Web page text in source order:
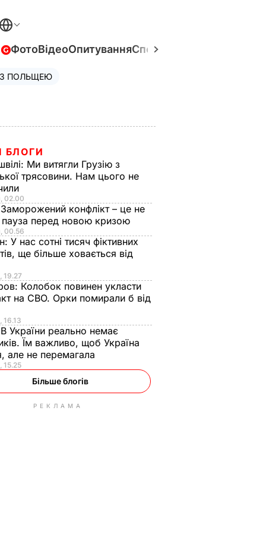
ФотоВідеоОпитуванняСпецпроєкти
ПОЛЬЩЕЮ
БЛОГИ
Ми витягли Грузію з
трясовини. Нам цього не
02.00
Заморожений конфлікт – це не
перед новою кризою
00.56
У нас сотні тисяч фіктивних
ще більше ховається від
19.27
Колобок повинен укласти
на СВО. Орки помирали б від
16.13
В України реально немає
Їм важливо, щоб Україна
але не перемагала
15.25
Більше блогів
РЕКЛАМА